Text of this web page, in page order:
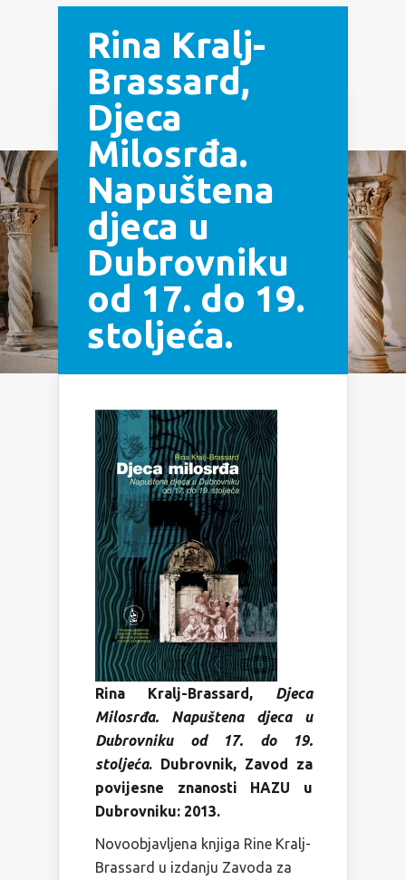
Navigation Menu
Rina Kralj-
Brassard,
Djeca
Milosrđa.
Napuštena
djeca u
Dubrovniku
od 17. do 19.
stoljeća.
Rina Kralj-Brassard, Djeca
Milosrđa. Napuštena djeca u
Dubrovniku od 17. do 19.
stoljeća. Dubrovnik, Zavod za
povijesne znanosti HAZU u
Dubrovniku: 2013.
Novoobjavljena knjiga Rine Kralj-
Brassard u izdanju Zavoda za